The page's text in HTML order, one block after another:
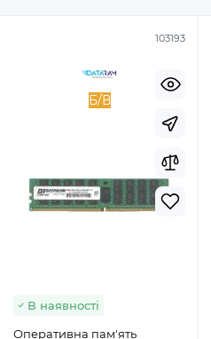
103193
Б/В
В наявності
Оперативна пам'ять